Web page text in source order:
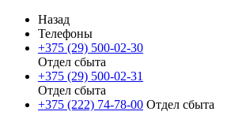
Назад
Телефоны
+375 (29) 500-02-30
Отдел сбыта
+375 (29) 500-02-31
Отдел сбыта
+375 (222) 74-78-00 Отдел сбыта